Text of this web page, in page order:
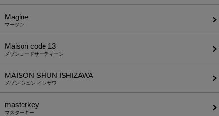
Magine
マージン
Maison code 13
メゾンコードサーティーン
MAISON SHUN ISHIZAWA
メゾン シュン イシザワ
masterkey
マスターキー